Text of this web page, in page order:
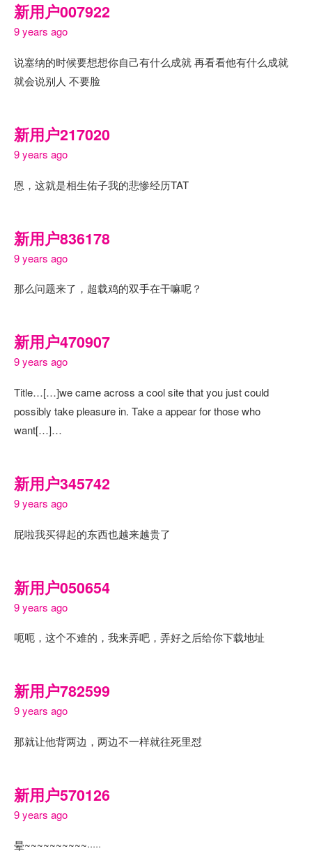
新用户007922
9 years ago
说塞纳的时候要想想你自己有什么成就 再看看他有什么成就
就会说别人 不要脸
新用户217020
9 years ago
恩，这就是相生佑子我的悲惨经历TAT
新用户836178
9 years ago
那么问题来了，超载鸡的双手在干嘛呢？
新用户470907
9 years ago
Title…[…]we came across a cool site that you just could
possibly take pleasure in. Take a appear for those who
want[…]…
新用户345742
9 years ago
屁啦我买得起的东西也越来越贵了
新用户050654
9 years ago
呃呃，这个不难的，我来弄吧，弄好之后给你下载地址
新用户782599
9 years ago
那就让他背两边，两边不一样就往死里怼
新用户570126
9 years ago
晕~~~~~~~~~~·····